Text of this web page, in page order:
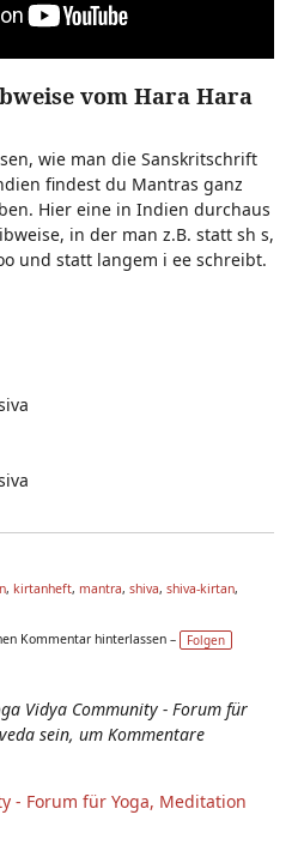
vom Hara Hara
wie man die Sanskritschrift
findest du Mantras ganz
Hier eine in Indien durchaus
in der man z.B. statt sh s,
und statt langem i ee schreibt.
, kirtanheft, mantra, shiva, shiva-kirtan,
Kommentar hinterlassen –
Folgen
Vidya Community - Forum für
sein, um Kommentare
- Forum für Yoga, Meditation